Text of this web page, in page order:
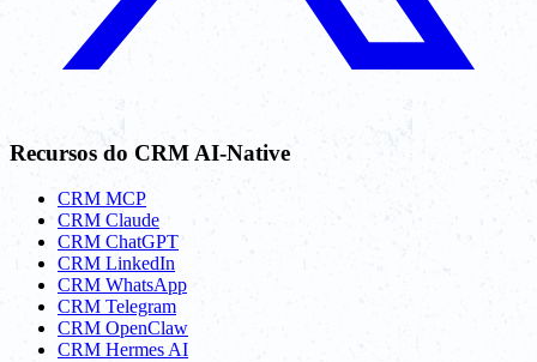
Recursos do CRM AI-Native
CRM MCP
CRM Claude
CRM ChatGPT
CRM LinkedIn
CRM WhatsApp
CRM Telegram
CRM OpenClaw
CRM Hermes AI